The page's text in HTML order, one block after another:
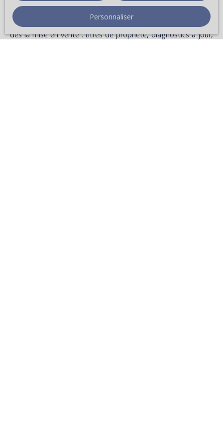
explications inspire confiance et facilite la prise de décision.
Ce qu’il faut faire ?
un dossier complet
dès la mise en vente : titres de propriété, diagnostics à jour,
Personnaliser